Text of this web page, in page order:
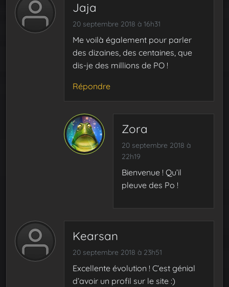
Jaja
20 septembre 2018 à 16h31
Me voilà également pour parler
des dizaines, des centaines, que
dis-je des millions de PO !
Répondre
Zora
20 septembre 2018 à
22h19
Bienvenue ! Qu’il
pleuve des Po !
Kearsan
20 septembre 2018 à 23h51
Excellente évolution ! C’est génial
d’avoir un profil sur le site :)